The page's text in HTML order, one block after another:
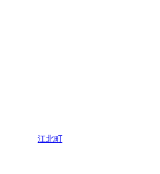
江北町